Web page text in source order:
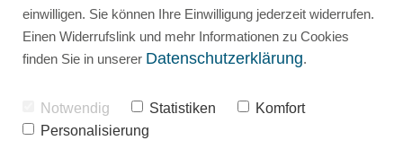
So findest du Fragen für
den Leitfaden
einwilligen. Sie können Ihre Einwilligung jederzeit widerrufen.
Einen Widerrufslink und mehr Informationen zu Cookies
finden Sie in unserer Datenschutzerklärung.
Notwendig Statistiken
Komfort
Personalisierung